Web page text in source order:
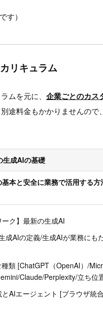
す）
リキュラム
ムを元に、 企業ごとのカス
別途料金もかかりませんので
生成AIの基礎
基本と安全に業務で活用する
ーク】最新の生成AI
成AIの定義/生成AIが業務にも
類 [ChatGPT（OpenAI）/
Claude/Perplexity/立ち位
AIエージェント [ブラウザ統